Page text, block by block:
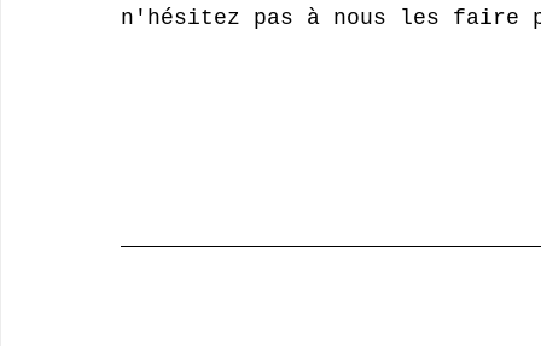
n'hésitez pas à nous les faire